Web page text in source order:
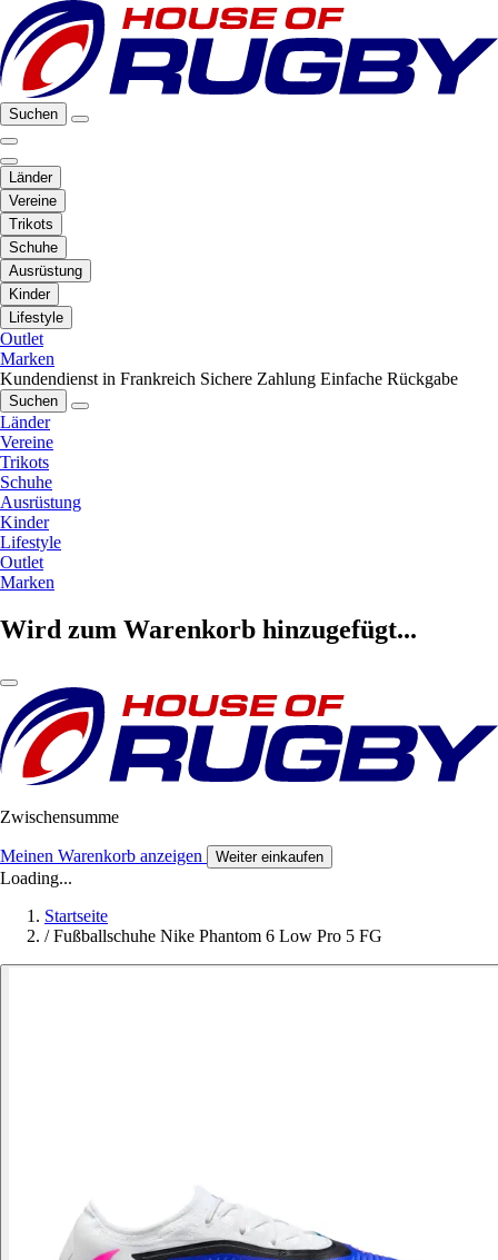
Suchen
Länder
Vereine
Trikots
Schuhe
Ausrüstung
Kinder
Lifestyle
Outlet
Marken
Kundendienst in Frankreich Sichere Zahlung Einfache Rückgabe
Suchen
Länder
Vereine
Trikots
Schuhe
Ausrüstung
Kinder
Lifestyle
Outlet
Marken
Wird zum Warenkorb hinzugefügt...
Zwischensumme
Meinen Warenkorb anzeigen Weiter einkaufen
Loading...
Startseite
/ Fußballschuhe Nike Phantom 6 Low Pro 5 FG